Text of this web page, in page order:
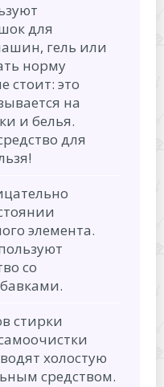
для
гель или
норму
стоит: это
на
и белья.
для
элемента.
со
стирки
холостую
средством.